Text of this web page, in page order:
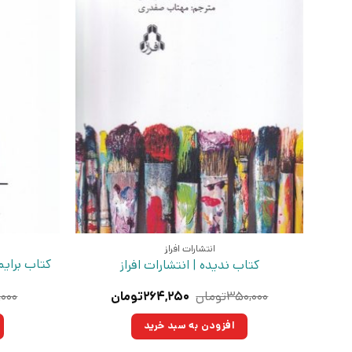
انتشارات افراز
کتاب ندیده | انتشارات افراز
۳۵۰,۰۰۰تومان قیمت
۳۵۰,۰۰۰تومان
بود.
۲۶۴,۲۵۰تومان
افزودن به سبد خرید
کتاب